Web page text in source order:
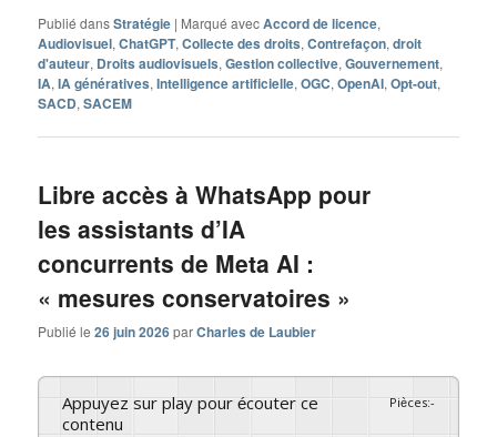
Publié dansStratégie | Marqué avecAccord de licence,
Audiovisuel,ChatGPT,Collecte des droits,Contrefaçon,droit
d'auteur, Droits audiovisuels,Gestion collective,Gouvernement,
IA,IA génératives,Intelligence artificielle,OGC,OpenAI,Opt-out,
SACD,SACEM
Libre accès à WhatsApp pour
les assistants d’IA
concurrents de Meta AI :
« mesures conservatoires »
Publié le26 juin 2026parCharles de Laubier
Appuyez sur play pour écouter ce
contenu
Pièces:-